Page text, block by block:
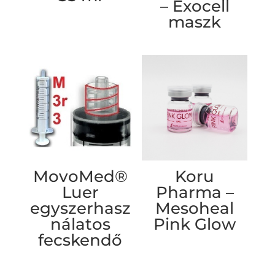
– Exocell
maszk
MovoMed®
Luer
egyszerhasz
nálatos
fecskendő
Koru
Pharma –
Mesoheal
Pink Glow